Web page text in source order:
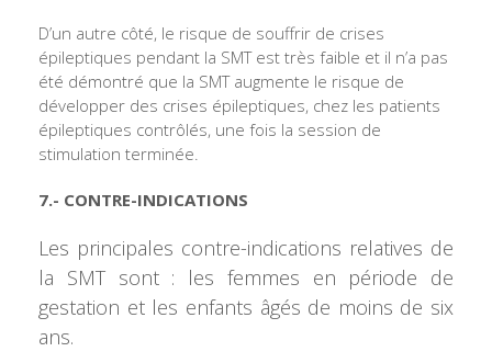
D’un autre côté, le risque de souffrir de crises
épileptiques pendant la SMT est très faible et il n’a pas
été démontré que la SMT augmente le risque de
développer des crises épileptiques, chez les patients
épileptiques contrôlés, une fois la session de
stimulation terminée.
7.- CONTRE-INDICATIONS
Les principales contre-indications relatives de
la SMT sont : les femmes en période de
gestation et les enfants âgés de moins de six
ans.